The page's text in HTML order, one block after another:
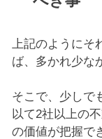
上記のようにそ
ば、多かれ少な
そこで、少しで
以て2社以上の
の価値が把握で